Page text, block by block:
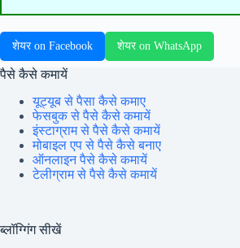
शेयर on Facebook शेयर on WhatsApp
पैसे कैसे कमायें
यूट्यूब से पैसा कैसे कमाए
फेसबुक से पैसे कैसे कमायें
इंस्टाग्राम से पैसे कैसे कमायें
मोबाइल एप से पैसे कैसे बनाए
ऑनलाइन पैसे कैसे कमायें
टेलीग्राम से पैसे कैसे कमायें
ब्लॉग्गिंग सीखें